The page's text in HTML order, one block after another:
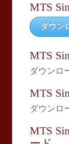
MTS
ダウン
MTS
ダウンロ
MTS
ダウンロ
MTS